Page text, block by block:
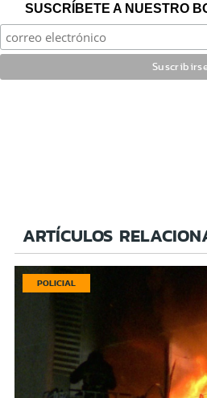
SUSCRÍBETE A NUESTRO
ARTÍCULOS
POLICIAL